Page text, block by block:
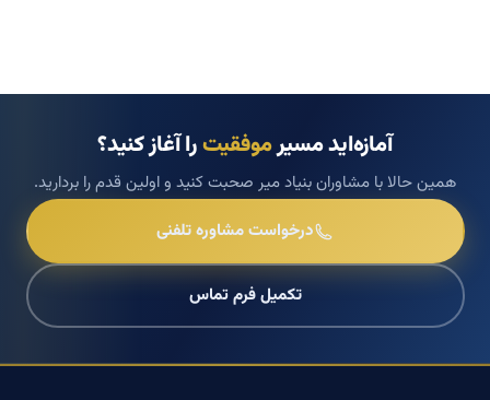
آمازه‌اید مسیرموفقیترا آغاز کنید؟
همین حالا با مشاوران بنیاد میر صحبت کنید و اولین قدم را بردارید.
درخواست مشاوره تلفنی
تکمیل فرم تماس